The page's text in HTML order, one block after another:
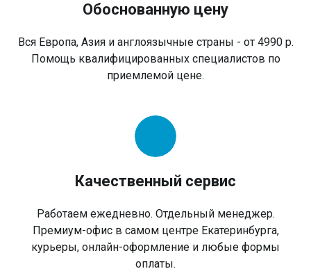
Обоснованную цену
Вся Европа, Азия и англоязычные страны - от 4990 р.
Помощь квалифицированных специалистов по
приемлемой цене.
Качественный сервис
Работаем ежедневно. Отдельный менеджер.
Премиум-офис в самом центре Екатеринбурга,
курьеры, онлайн-оформление и любые формы
оплаты.